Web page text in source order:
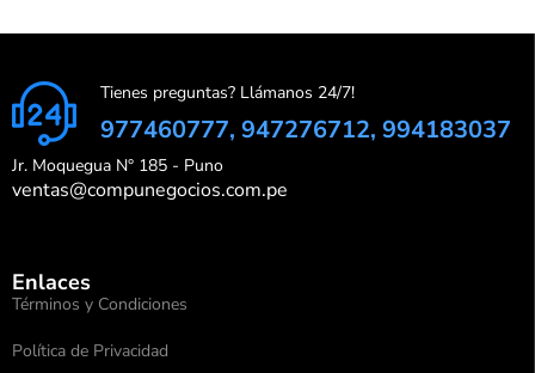
Tienes preguntas? Llámanos 24/7!
977460777, 947276712, 994183037
Jr. Moquegua N° 185 - Puno
ventas@compunegocios.com.pe
Enlaces
Términos y Condiciones
Política de Privacidad